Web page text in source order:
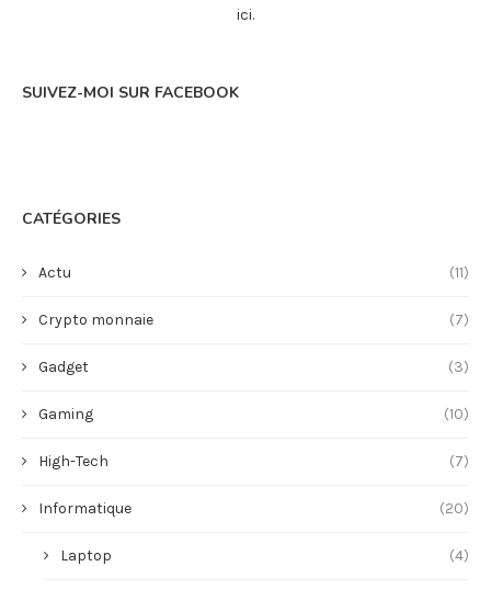
ici.
SUIVEZ-MOI SUR FACEBOOK
CATÉGORIES
Actu (11)
Crypto monnaie (7)
Gadget (3)
Gaming (10)
High-Tech (7)
Informatique (20)
Laptop (4)